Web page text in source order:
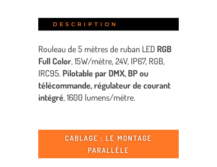
DESCRIPTION
Rouleau de 5 mètres de ruban LED RGB
Full Color, 15W/mètre, 24V, IP67, RGB,
IRC95. Pilotable par DMX, BP ou
télécommande, régulateur de courant
intégré, 1600 lumens/mètre.
CABLAGE : LE MONTAGE
PARALLÈLE